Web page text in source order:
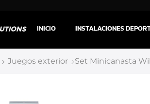
INICIO INSTALACIONES
Juegos exterior Set Minicanasta